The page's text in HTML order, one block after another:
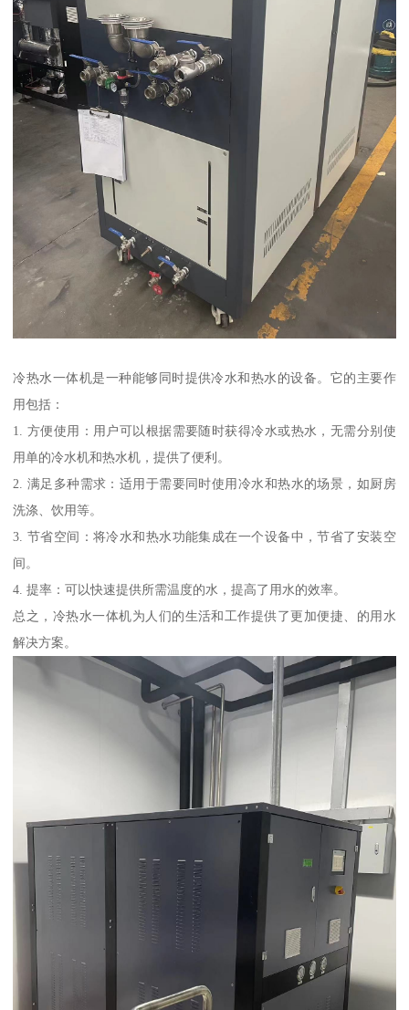
冷热水一体机是一种能够同时提供冷水和热水的设备。它的主要作
用包括：
1. 方便使用：用户可以根据需要随时获得冷水或热水，无需分别使
用单的冷水机和热水机，提供了便利。
2. 满足多种需求：适用于需要同时使用冷水和热水的场景，如厨房
洗涤、饮用等。
3. 节省空间：将冷水和热水功能集成在一个设备中，节省了安装空
间。
4. 提率：可以快速提供所需温度的水，提高了用水的效率。
总之，冷热水一体机为人们的生活和工作提供了更加便捷、的用水
解决方案。